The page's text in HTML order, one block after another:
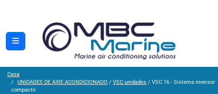
Casa
UNIDADES DE AIRE ACONDICIONADO / VSC unidades / VSC 16 - Sistema inversor
compacto